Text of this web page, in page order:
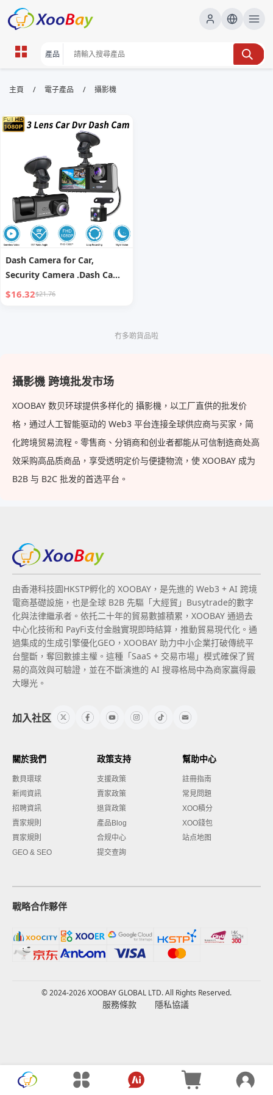
攝影機 | XOOBAY B2B/B2C
攝影機, 相機, 拍攝技巧, wholesale 攝影機, XOOBAY
專注攝影機選購與拍攝技巧的綜合指引，涵蓋型號比較、畫質評價、設定
要點及實用建議，助你在日常與專業場景中選擇合適裝備。
主頁 / 電子產品 / 攝影機
Dash Camera for Car,
Security Camera .Dash Cam
Mini Car Recorder 2 Inch
WDR, Night Vision, G-Sensor
$16.32$21.76
冇多啲貨品啦
攝影機 跨境批发市场
XOOBAY 数贝环球提供多样化的 攝影機，以工厂直供的批发价
格，通过人工智能驱动的 Web3 平台连接全球供应商与买家，简
化跨境贸易流程。零售商、分销商和创业者都能从可信制造商处高
效采购高品质商品，享受透明定价与便捷物流，使 XOOBAY 成为
B2B 与 B2C 批发的首选平台。
由香港科技園HKSTP孵化的 XOOBAY，是先進的 Web3 + AI 跨境
電商基礎設施，也是全球 B2B 先驅「大經貿」Busytrade的數字
化與法律繼承者。依托二十年的貿易數據積累，XOOBAY 通過去
中心化技術和 PayFi支付金融實現即時結算，推動貿易現代化。通
過集成的生成引擎優化GEO，XOOBAY 助力中小企業打破傳統平
台壟斷，奪回數據主權。這種「SaaS + 交易市場」模式確保了貿
易的高效與可驗證，並在不斷演進的 AI 搜尋格局中為商家贏得最
大曝光。
加入社区
關於我們
數貝環球
新闻資訊
招聘資訊
賣家規則
買家規則
GEO & SEO
政策支持
支援政策
賣家政策
退貨政策
產品Blog
合规中心
提交查詢
幫助中心
註冊指南
常見問題
XOO積分
XOO錢包
站点地图
戰略合作夥伴
© 2024-2026 XOOBAY GLOBAL LTD. All Rights Reserved.
服務條款 隱私協議